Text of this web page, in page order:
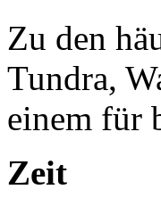
Zu den
Tundra,
einem für
Zeit